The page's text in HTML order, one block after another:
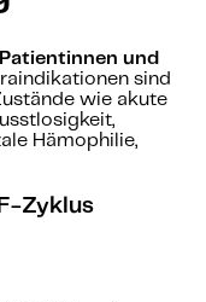
und
sind
wie akute
Hämophilie,
Zyklus